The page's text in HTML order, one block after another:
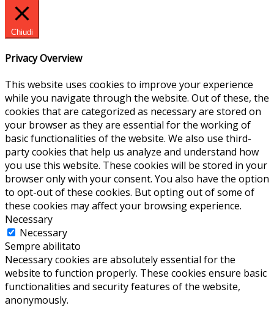
Chiudi
Privacy Overview
This website uses cookies to improve your experience
while you navigate through the website. Out of these, the
cookies that are categorized as necessary are stored on
your browser as they are essential for the working of
basic functionalities of the website. We also use third-
party cookies that help us analyze and understand how
you use this website. These cookies will be stored in your
browser only with your consent. You also have the option
to opt-out of these cookies. But opting out of some of
these cookies may affect your browsing experience.
Necessary
Necessary
Sempre abilitato
Necessary cookies are absolutely essential for the
website to function properly. These cookies ensure basic
functionalities and security features of the website,
anonymously.